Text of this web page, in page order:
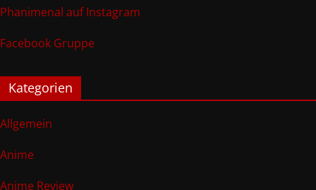
Phanimenal auf Instagram
Facebook Gruppe
Kategorien
Allgemein
Anime
Anime Review